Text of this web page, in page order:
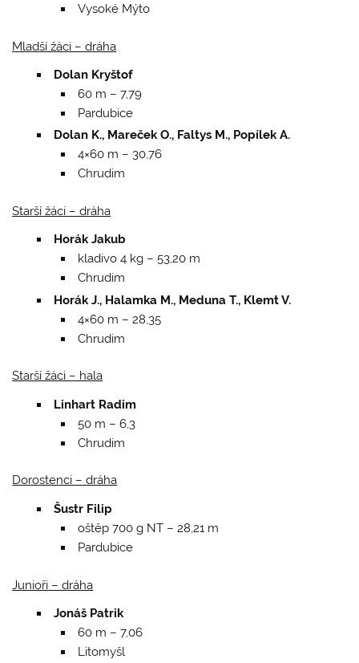
Vysoké Mýto
Mladší žáci – dráha
Dolan Kryštof
60 m – 7,79
Pardubice
Dolan K., Mareček O., Faltys M., Popílek A.
4×60 m – 30,76
Chrudim
Starší žáci – dráha
Horák Jakub
kladivo 4 kg – 53,20 m
Chrudim
Horák J., Halamka M., Meduna T., Klemt V.
4×60 m – 28,35
Chrudim
Starší žáci – hala
Linhart Radim
50 m – 6,3
Chrudim
Dorostenci – dráha
Šustr Filip
oštěp 700 g NT – 28,21 m
Pardubice
Junioři – dráha
Jonáš Patrik
60 m – 7,06
Litomyšl